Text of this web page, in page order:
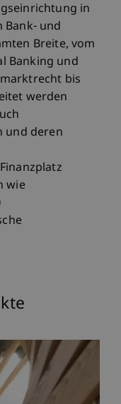
in
Bank- und
Breite, vom
Banking und
bis
werden
und deren
wie